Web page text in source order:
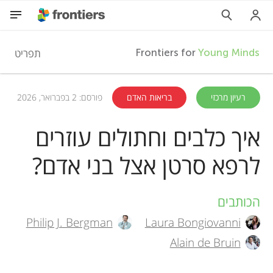
F
r
o
n
t
i
Frontiers forYoung Minds תפריט
HE
השתתפות
רעיון מרכזי בריאות האדם פורסם: 2 בפברואר, 2026
איך כלבים וחתולים עוזרים
לרפא סרטן אצל בני אדם?
A
u
הכותבים
Laura Bongiovanni
Philip J. Bergman
Alain de Bruin